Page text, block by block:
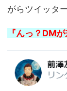
がらツイッタ
『んっ？DM